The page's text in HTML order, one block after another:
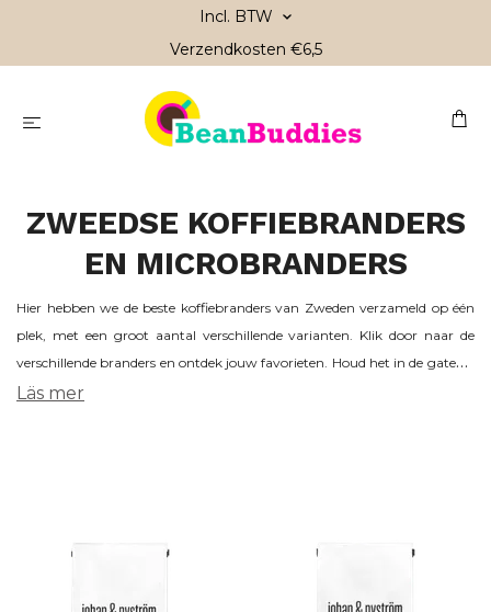
Incl. BTW
Verzendkosten €6,5
ZWEEDSE KOFFIEBRANDERS
EN MICROBRANDERS
Hier hebben we de beste koffiebranders van Zweden verzameld op één
plek, met een groot aantal verschillende varianten. Klik door naar de
verschillende branders en ontdek jouw favorieten. Houd het in de gaten –
we werken het aanbod van speciale koffies en blends van de branders
Läs mer